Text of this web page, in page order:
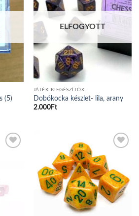
(5)
ELFOGYOTT
JÁTÉK KIEGÉSZÍTŐK
Dobókocka készlet- lila, arany
2.000Ft